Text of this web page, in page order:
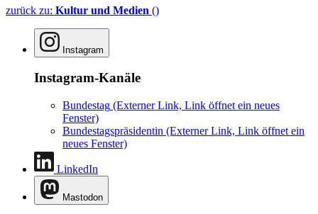
zurück zu: Kultur und Medien ()
Instagram
Instagram-Kanäle
Bundestag (Externer Link, Link öffnet ein neues
Fenster)
Bundestagspräsidentin (Externer Link, Link öffnet ein
neues Fenster)
LinkedIn
Mastodon